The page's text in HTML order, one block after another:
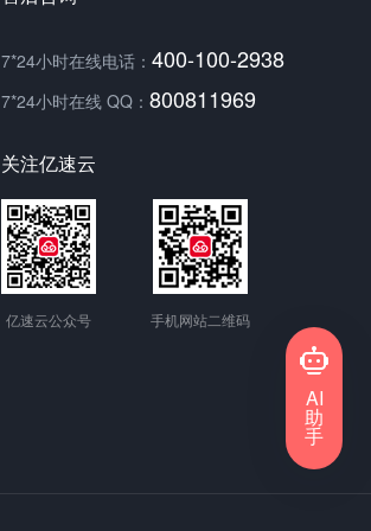
AI
助
手
7*24小时在线电话： 400-100-2938
7*24小时在线 QQ： 800811969
关注亿速云
亿速云公众号 手机网站二维码